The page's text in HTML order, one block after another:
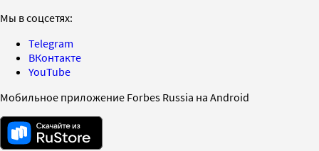
Мы в соцсетях:
Telegram
ВКонтакте
YouTube
Мобильное приложение Forbes Russia на Android